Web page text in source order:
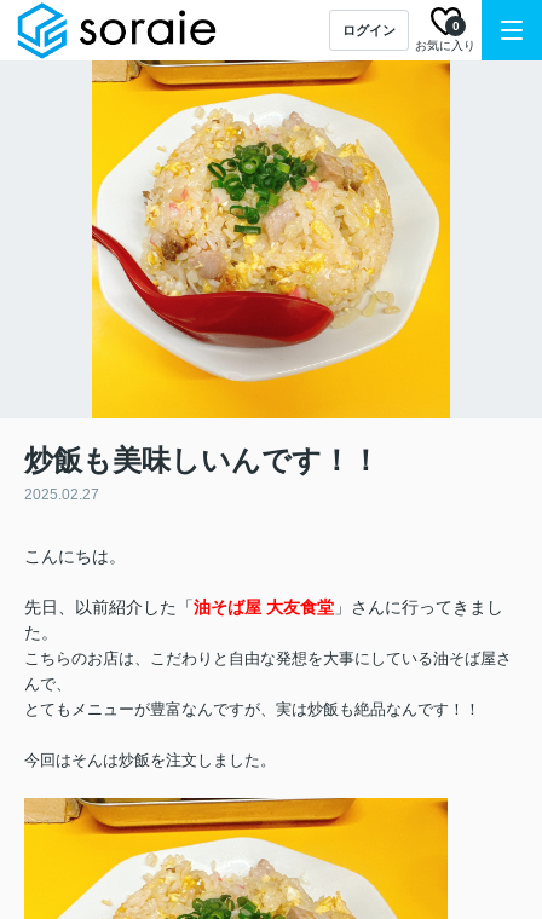
ログイン
お気に入り
0
炒飯も美味しいんです！！
2025.02.27
こんにちは。
先日、以前紹介した「油そば屋 大友食堂 」さんに行ってきまし
た。
こちらのお店は、こだわりと自由な発想を大事にしている油そば屋さ
んで、
とてもメニューが豊富なんですが、実は炒飯も絶品なんです！！
今回はそんは炒飯を注文しました。